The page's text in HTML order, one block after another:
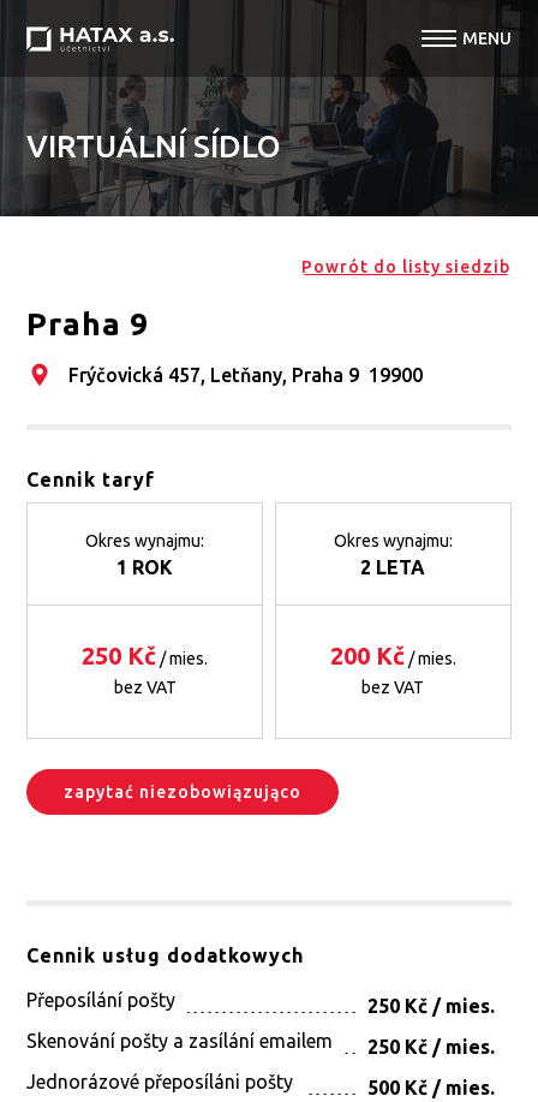
VIRTUÁLNÍ SÍDLO
Powrót do listy siedzib
Praha 9
Frýčovická 457, Letňany, Praha 9 19900
Cennik taryf
Okres wynajmu:
1 ROK
250 Kč / mies.
bez VAT
Okres wynajmu:
2 LETA
200 Kč/ mies.
bez VAT
zapytać niezobowiązująco
Cennik usług dodatkowych
Přeposílání pošty
250 Kč / mies.
Skenování pošty a zasílání emailem
250 Kč / mies.
Jednorázové přeposíláni pošty
500 Kč / mies.